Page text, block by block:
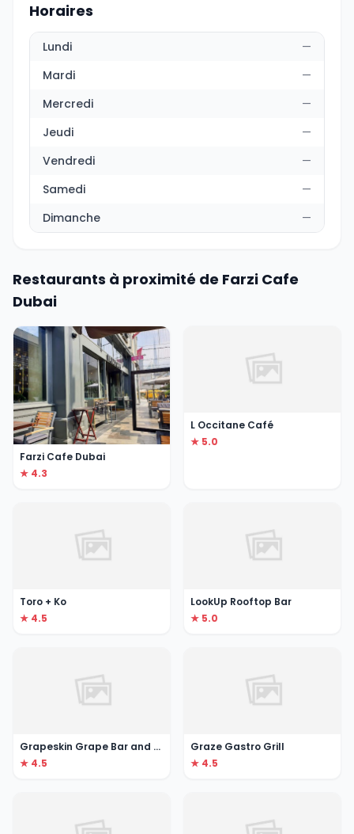
Horaires
Lundi
—
Mardi
—
Mercredi
—
Jeudi
—
Vendredi
—
Samedi
—
Dimanche
—
Restaurants à proximité de Farzi Cafe
Dubai
Farzi Cafe Dubai
★ 4.3
L Occitane Café
★ 5.0
Toro + Ko
★ 4.5
LookUp Rooftop Bar
★ 5.0
Grapeskin Grape Bar and Kitchen
★ 4.5
Graze Gastro Grill
★ 4.5